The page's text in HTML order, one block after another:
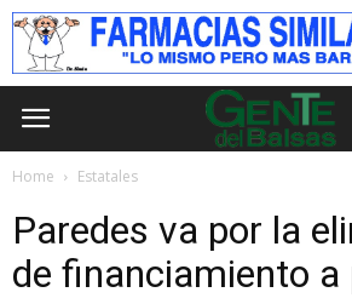
Home Estatales
Paredes va por la
de financiamiento a